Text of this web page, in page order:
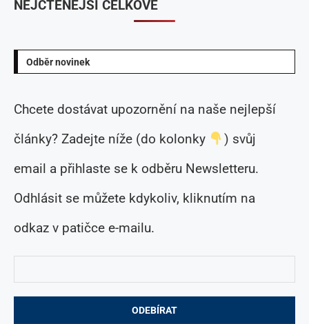
Odběr novinek
Chcete dostávat upozornění na naše nejlepší
články? Zadejte níže (do kolonky
) svůj
email a přihlaste se k odběru Newsletteru.
Odhlásit se můžete kdykoliv, kliknutím na
odkaz v patičce e-mailu.
NEJČTENĚJŠÍ CELKOVĚ